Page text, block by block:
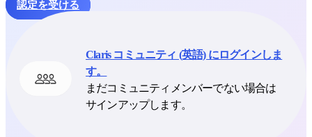
認定を受ける
Claris コミュニティ (英語) にログインしま
す。
まだコミュニティメンバーでない場合は
サインアップします。